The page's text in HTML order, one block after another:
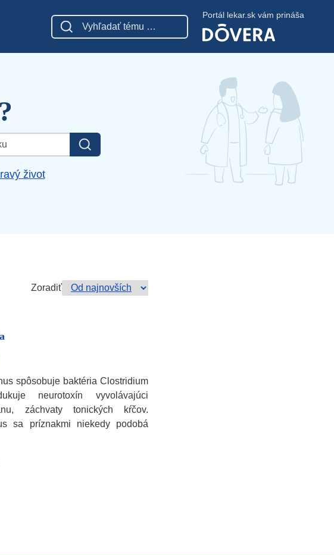
Portál lekar.sk vám prináša
život
Zoradiť
spôsobuje baktéria Clostridium
neurotoxín vyvolávajúci
záchvaty tonických kŕčov.
sa príznakmi niekedy podobá